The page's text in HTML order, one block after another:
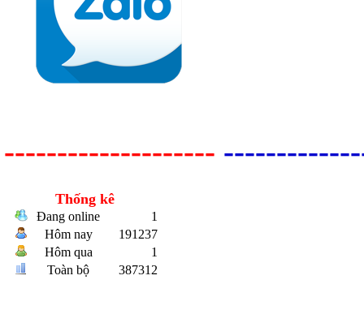
--------------------
Thống kê
Đang online
1
Hôm nay
191237
Hôm qua
1
Toàn bộ
387312